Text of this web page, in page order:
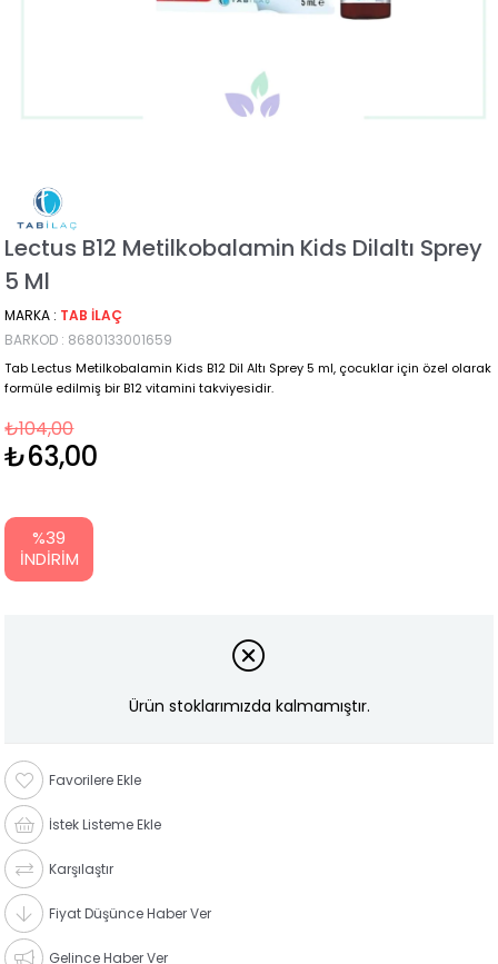
Lectus B12 Metilkobalamin Kids Dilaltı Sprey
5 Ml
MARKA : TAB İLAÇ
BARKOD : 8680133001659
Tab Lectus Metilkobalamin Kids B12 Dil Altı Sprey 5 ml, çocuklar için özel olarak
formüle edilmiş bir B12 vitamini takviyesidir.
₺104,00
₺63,00
%39
İNDIRIM
Ürün stoklarımızda kalmamıştır.
Favorilere Ekle
İstek Listeme Ekle
Karşılaştır
Fiyat Düşünce Haber Ver
Gelince Haber Ver